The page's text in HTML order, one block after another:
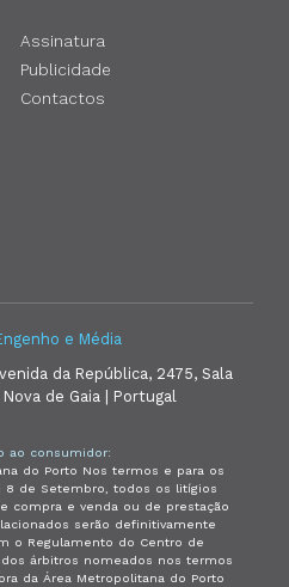
Assinatura
Publicidade
Contactos
e Média
da República, 2475, Sala
de Gaia | Portugal
ao consumidor:
do Porto Nos termos e para os
8 de Setembro, todos os litígios
compra e venda ou de prestação
serão definitivamente
o Regulamento do Centro de
árbitros nomeados nos termos
da Área Metropolitana do Porto